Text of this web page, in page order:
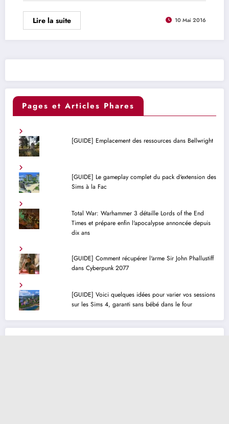
Lire la suite 10 Mai 2016
Pages et Articles Phares
[GUIDE] Emplacement des ressources dans Bellwright
[GUIDE] Le gameplay complet du pack d'extension des
Sims à la Fac
Total War: Warhammer 3 détaille Lords of the End
Times et prépare enfin l'apocalypse annoncée depuis
dix ans
[GUIDE] Comment récupérer l'arme Sir John Phallustiff
dans Cyberpunk 2077
[GUIDE] Voici quelques idées pour varier vos sessions
sur les Sims 4, garanti sans bébé dans le four